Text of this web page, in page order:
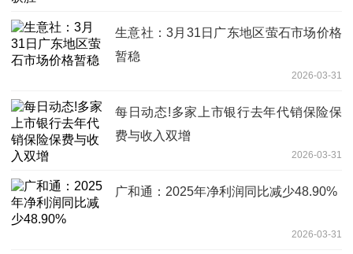
生意社：3月31日广东地区萤石市场价格
暂稳
2026-03-31
每日动态!多家上市银行去年代销保险保
费与收入双增
2026-03-31
广和通：2025年净利润同比减少48.90%
2026-03-31